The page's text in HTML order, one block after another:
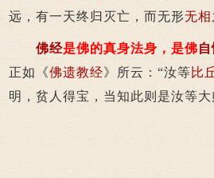
远，有一天终归灭亡，而无形无相
佛经是佛的真身法身，是佛
正如《佛遗教经》所云：“汝等比
明，贫人得宝，当知此则是汝等